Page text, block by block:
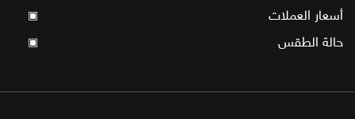
أسعار العملات ▣
حالة الطقس ▣